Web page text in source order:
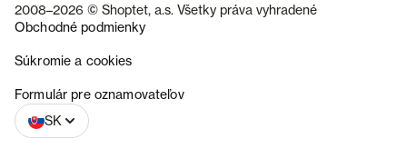
2008–2026 © Shoptet, a.s. Všetky práva vyhradené
Obchodné podmienky
Súkromie a cookies
Formulár pre oznamovateľov
SK